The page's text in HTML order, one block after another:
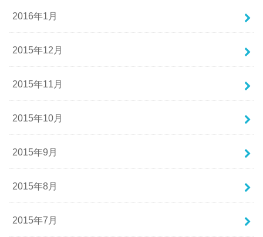
2016年1月
2015年12月
2015年11月
2015年10月
2015年9月
2015年8月
2015年7月